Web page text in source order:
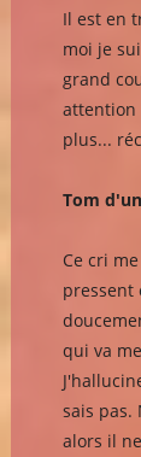
Il est en
moi je
grand
attention
plus...
Tom
Ce cri
pressent
qui va
sais pas.
alors il